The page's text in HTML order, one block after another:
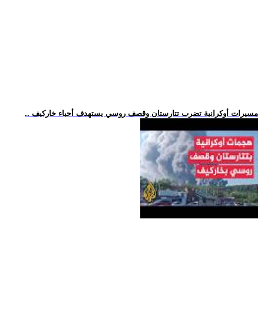
.. مسيرات أوكرانية تضرب تتارستان وقصف روسي يستهدف أحياء خاركيف